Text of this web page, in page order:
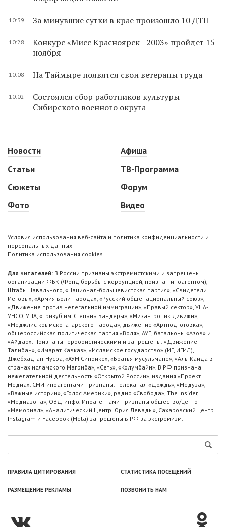
10:39 За минувшие сутки в крае произошло 10 ДТП
10:28
Конкурс «Мисс Красноярск - 2003» пройдет 15
ноября
10:08 На Таймыре появятся свои ветераны труда
10:02
Состоялся сбор работников культуры
Сибирского военного округа
Новости
Статьи
Сюжеты
Фото
Афиша
ТВ-Программа
Форум
Видео
Условия использования веб-сайта и политика конфиденциальности и
персональных данных
Политика использования cookies
Для читателей: В России признаны экстремистскими и запрещены
организации ФБК (Фонд борьбы с коррупцией, признан иноагентом),
Штабы Навального, «Национал-большевистская партия», «Свидетели
Иеговы», «Армия воли народа», «Русский общенациональный союз»,
«Движение против нелегальной иммиграции», «Правый сектор», УНА-
УНСО, УПА, «Тризуб им. Степана Бандеры», «Мизантропик дивижн»,
«Меджлис крымскотатарского народа», движение «Артподготовка»,
общероссийская политическая партия «Воля», АУЕ, батальоны «Азов» и
«Айдар». Признаны террористическими и запрещены: «Движение
Талибан», «Имарат Кавказ», «Исламское государство» (ИГ, ИГИЛ),
Джебхад-ан-Нусра, «АУМ Синрике», «Братья-мусульмане», «Аль-Каида в
странах исламского Магриба», «Сеть», «Колумбайн». В РФ признана
нежелательной деятельность «Открытой России», издания «Проект
Медиа». СМИ-иноагентами признаны: телеканал «Дождь», «Медуза»,
«Важные истории», «Голос Америки», радио «Свобода», The Insider,
«Медиазона», ОВД-инфо. Иноагентами признаны общество/центр
«Мемориал», «Аналитический Центр Юрия Левады», Сахаровский центр.
Instagram и Facebook (Metа) запрещены в РФ за экстремизм.
ПРАВИЛА ЦИТИРОВАНИЯ СТАТИСТИКА ПОСЕЩЕНИЙ
РАЗМЕЩЕНИЕ РЕКЛАМЫ ПОЗВОНИТЬ НАМ